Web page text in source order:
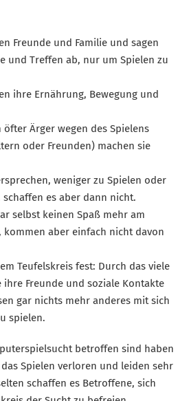
Freunde und Familie und sagen
und Treffen ab, nur um Spielen zu
ihre Ernährung, Bewegung und
öfter Ärger wegen des Spielens
oder Freunden) machen sie
weniger zu Spielen oder
es aber dann nicht.
selbst keinen Spaß mehr am
kommen aber einfach nicht davon
Teufelskreis fest: Durch das viele
ihre Freunde und soziale Kontakte
gar nichts mehr anderes mit sich
spielen.
betroffen sind haben
Spielen verloren und leiden sehr
schaffen es Betroffene, sich